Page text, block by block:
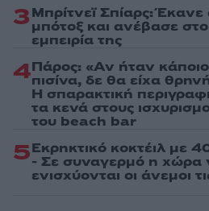
3Μπρίτνεϊ Σπίαρς:
μπότοξ και ανέβασε
εμπειρία της
4Πάρος: «Αν ήταν
πισίνα, δε θα είχα
Η σπαρακτική
τα κενά στους
του beach bar
5Εκρηκτικό κοκτέιλ με
- Σε συναγερμό η χώρα
ενισχύονται οι άνεμοι